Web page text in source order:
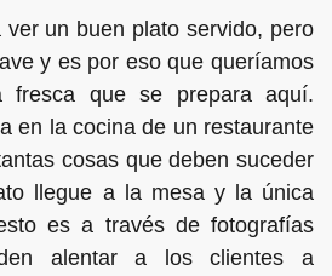
un buen plato servido, pero
y es por eso que queríamos
fresca que se prepara aquí.
en la cocina de un restaurante
cosas que deben suceder
llegue a la mesa y la única
es a través de fotografías
alentar a los clientes a